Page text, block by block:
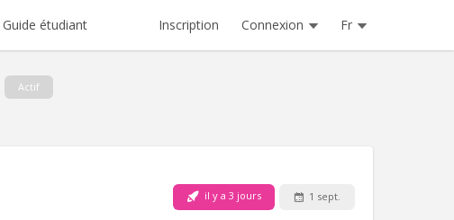
Guide étudiant Inscription Connexion Fr
Actif
il y a 3 jours 1 sept.
Animaux de compagnie:Non